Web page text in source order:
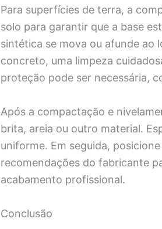
Para superfícies de terra, a
solo para garantir que a base
sintética se mova ou afunde ao
concreto, uma limpeza
proteção pode ser necessária,
Após a compactação e
brita, areia ou outro material.
uniforme. Em seguida,
recomendações do fabricante
acabamento profissional.
Conclusão